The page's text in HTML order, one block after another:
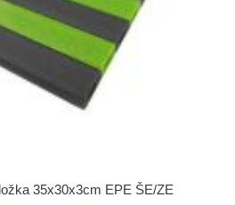
35x30x3cm EPE ŠE/ZE